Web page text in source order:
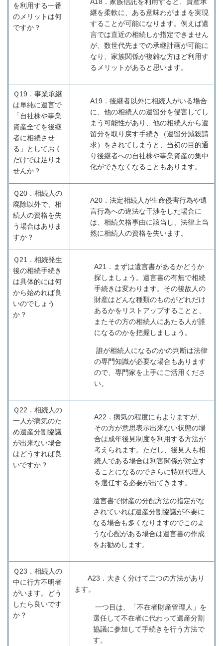
を利用する一番
のメリットは何
ですか？
継を柔軟に、ある意味わがままを実現
することが可能になります。例えば遺
言では直近の相続しか指定できません
が、数世代先までの承継計画が可能に
なり、家族関係が複雑な方ほど利用す
るメリットがあると思います。
Ｑ19． 事業承継
は単純に遺言で
「自社株や事業
資産全てを後継
者に相続させ
る」としておく
だけでは足りま
せんか？
A19 ．後継者以外に相続人がいる場合
に、他の相続人の遺留分を侵害してし
まう可能性があり、他の相続人から遺
留分を取り戻す手続き（遺留分減殺請
求）をされてしまうと、当初の目的通
り後継者への自社株や事業資産の集中
化ができなくなることもあります。
Ｑ20． 相続人の
廃除以外で、相
続人の資格を失
う場合はありま
すか？
A20 ．法定相続人が生命侵害行為や遺
言行為への違法な干渉をした場合に
は、相続欠格事由に該当し、法律上当
然に相続人の資格を失います。
Ｑ21． 相続発生
後の相続手続き
は具体的には何
から始めれば良
いのでしょう
か？
A21 ．まずは遺言書があるかどうか
探しましょう。遺言書の有無で相続
手続きは変わります。その後故人の
財産はどんな種類のものがどれだけ
あるかをリストアップすることと、
またその方の相続人にあたる人が誰
になるのかを把握しましょう。
誰が相続人になるのかの判断は法律
の専門知識が必要な場合もあります
ので、専門家を上手にご活用くださ
い。
Ｑ22． 相続人の
一人が病気のた
め遺産分割協議
が出来ない場合
はどうすれば良
いですか？
A22 ．病気の程度にもよりますが、
その方が意思表示出来ない状態の場
合は成年後見制度を利用する方法が
考えられます。ただし、後見人も相
続人である場合は利害関係が対立す
ることになるのでさらに特別代理人
を選任する必要が出てきます。
遺言書で財産の分配方法の指定がな
されていれば遺産分割協議が不要に
なる場合も多くなりますのでこのよ
うな心配がある場合は遺言書の作成
をお勧めします。
Ｑ23． 相続人の
中に行方不明者
がいます。どう
したら良いです
か？
A23 ．大きく分けて二つの方法があり
ます。
一つ目は、「不在者財産管理人」を
選任して不在者に代わって遺産分割
協議に参加して手続きを行う方法で
す。